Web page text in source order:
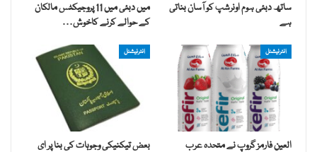
ساتھ دبئی ہوم اونرشپ کو آسان بناتی
ہے
میں دبئی میں 11 پروجیکٹس مالکان
کے حوالے کرنے کاخوش…
انٹرنیشنل
العین فارمز گروپ نے متحدہ عرب
انٹرنیشنل
بعض تیکنیکی وجوہات کی بنا پر ای